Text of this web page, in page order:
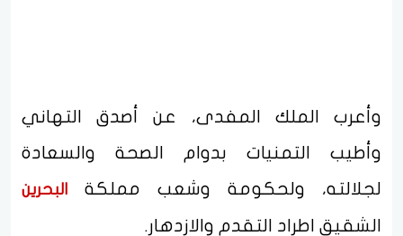
وأعرب الملك المفدى، عن أصدق التهاني
وأطيب التمنيات بدوام الصحة والسعادة
لجلالته، ولحكومة وشعب مملكة
البحرين
الشقيق اطراد التقدم والازدهار.